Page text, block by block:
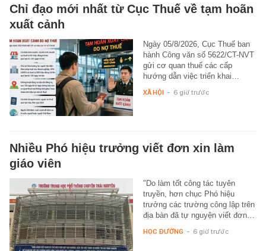
Chỉ đạo mới nhất từ Cục Thuế về tạm hoãn
xuất cảnh
Ngày 05/8/2026, Cục Thuế ban
hành Công văn số 5622/CT-NVT
gửi cơ quan thuế các cấp
hướng dẫn việc triển khai…
XÃ HỘI - 6 giờ trước
Nhiều Phó hiệu trưởng viết đơn xin làm
giáo viên
"Do làm tốt công tác tuyên
truyền, hơn chục Phó hiệu
trưởng các trường công lập trên
địa bàn đã tự nguyện viết đơn…
HỌC ĐƯỜNG - 6 giờ trước